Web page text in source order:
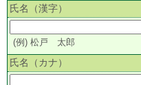
氏名（漢字）
(例) 松戸 太郎
氏名（カナ）